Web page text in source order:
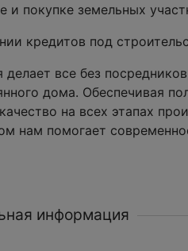
земельных
под
все без
дома. Обеспечивая
на всех этапах
нам помогает
информация